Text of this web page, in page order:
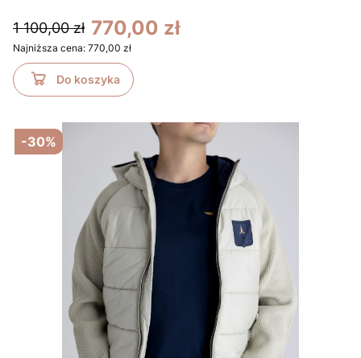
1 100,00 zł 770,00 zł
Najniższa cena: 770,00 zł
Do koszyka
-30%